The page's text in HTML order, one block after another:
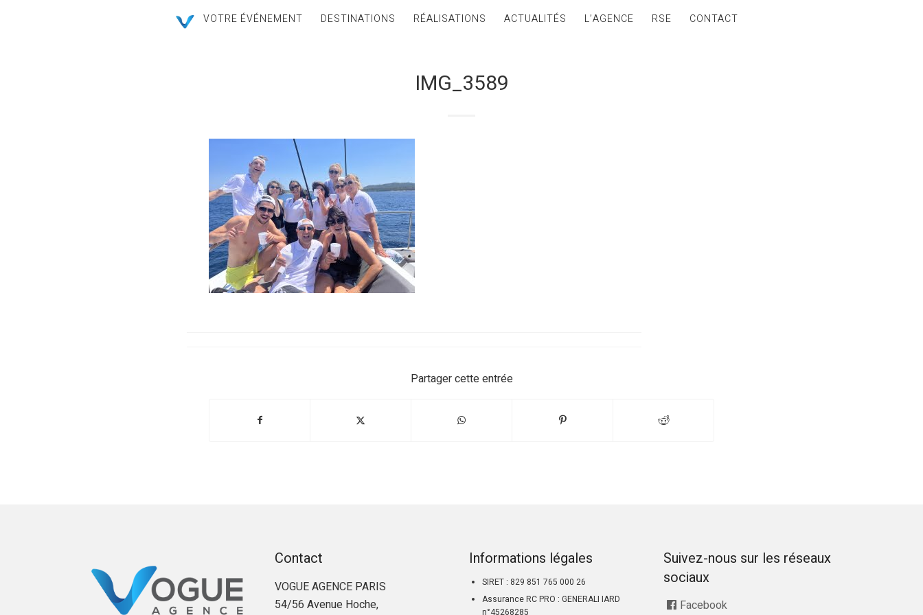
VOTRE ÉVÉNEMENT DESTINATIONS RÉALISATIONS ACTUALITÉS L’AGENCE RSE CONTACT
IMG_3589
Partager cette entrée
Contact
VOGUE AGENCE PARIS
54/56 Avenue Hoche,
Informations légales
SIRET : 829 851 765 000 26
Assurance RC PRO : GENERALI IARD
n°45268285
Suivez-nous sur les réseaux
sociaux
Facebook